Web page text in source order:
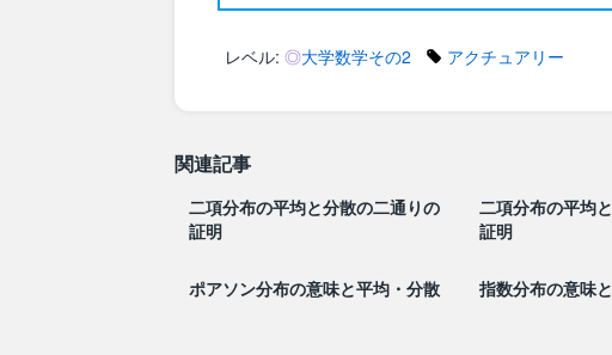
レベル: ◎大学数学その2 アクチュアリー
関連記事
二項分布の平均と分散の二通りの
証明
二項分布の平均
証明
ポアソン分布の意味と平均・分散 指数分布の意味